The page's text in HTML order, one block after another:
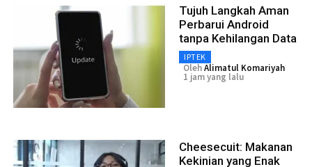
Tujuh Langkah Aman
Perbarui Android
tanpa Kehilangan Data
IPTEK
OlehAlimatul Komariyah
1 jam yang lalu
Cheesecuit: Makanan
Kekinian yang Enak